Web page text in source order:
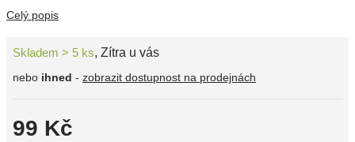
Celý popis
Skladem > 5 ks, Zítra u vás
nebo ihned - zobrazit dostupnost na prodejnách
99 Kč